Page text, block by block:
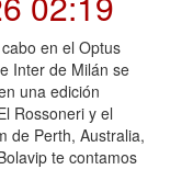
en el Optus
Inter de Milán se
una edición
Rossoneri y el
de Perth, Australia,
te contamos